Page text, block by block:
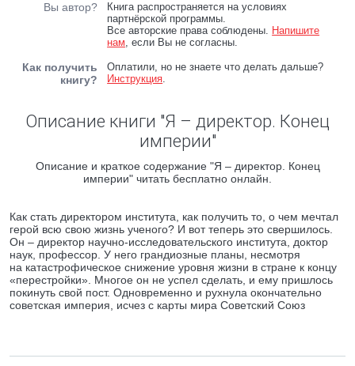
Вы автор?
Книга распространяется на условиях
партнёрской программы.
Все авторские права соблюдены. Напишите
нам, если Вы не согласны.
Как получить
книгу?
Оплатили, но не знаете что делать дальше?
Инструкция.
Описание книги "Я – директор. Конец
империи"
Описание и краткое содержание "Я – директор. Конец
империи" читать бесплатно онлайн.
Как стать директором института, как получить то, о чем мечтал
герой всю свою жизнь ученого? И вот теперь это свершилось.
Он – директор научно-исследовательского института, доктор
наук, профессор. У него грандиозные планы, несмотря
на катастрофическое снижение уровня жизни в стране к концу
«перестройки». Многое он не успел сделать, и ему пришлось
покинуть свой пост. Одновременно и рухнула окончательно
советская империя, исчез с карты мира Советский Союз